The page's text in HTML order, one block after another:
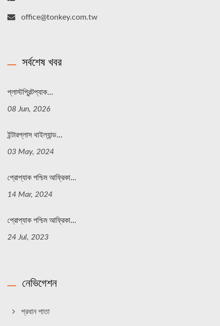
office@tonkey.com.tw
সর্বশেষ খবর
প্লাস্টপ্রিন্টপ্যাক...
08 Jun, 2026
ইন্টারপ্লাস থাইল্যান্ড...
03 May, 2024
প্রোপ্যাক পশ্চিম আফ্রিকা...
14 Mar, 2024
প্রোপ্যাক পশ্চিম আফ্রিকা...
24 Jul, 2023
নেভিগেশন
প্রধান পাতা